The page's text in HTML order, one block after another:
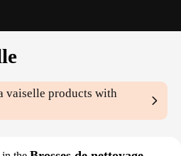
vaiselle products with